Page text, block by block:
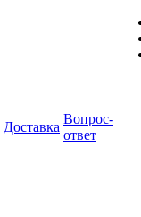
Доставка
Вопрос-
ответ